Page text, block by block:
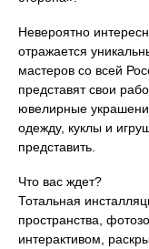
Невероятно
отражается
мастеров со всей
представят свои
ювелирные
одежду, куклы и
представить.
Что вас ждет?
Тотальная
пространства,
интерактивом,